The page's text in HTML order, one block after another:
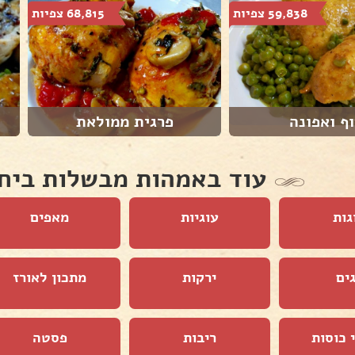
59,838 צפיות
ואפונה
68,815 צפיות
פרגית ממולאת
עוד באמהות מבשלות
עוגיות מאפים
ירקות מתכון לאורז
כוסות ריבות פסטה